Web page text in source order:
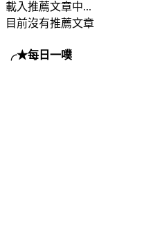
載入推薦文章中...
目前沒有推薦文章
╭★每日一噗